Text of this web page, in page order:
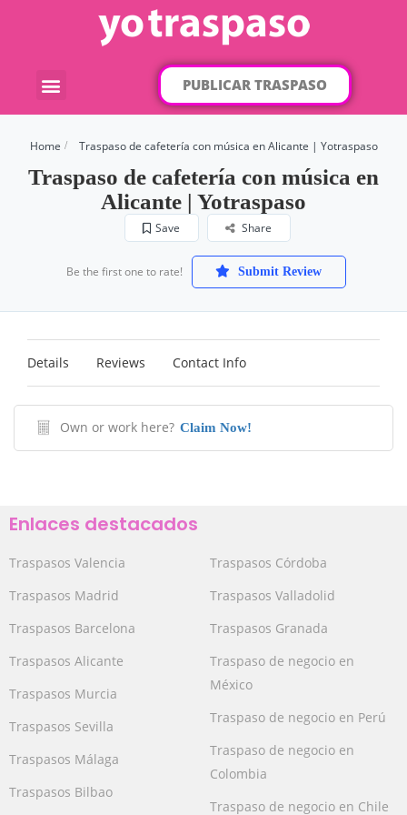
PUBLICAR TRASPASO
Home Traspaso de cafetería con música en Alicante | Yotraspaso
Traspaso de cafetería con música en
Alicante | Yotraspaso
Save Share
Be the first one to rate! Submit Review
Details Reviews Contact Info
Own or work here? Claim Now!
Enlaces destacados
Traspasos Valencia
Traspasos Madrid
Traspasos Barcelona
Traspasos Alicante
Traspasos Murcia
Traspasos Sevilla
Traspasos Málaga
Traspasos Bilbao
Traspasos Córdoba
Traspasos Valladolid
Traspasos Granada
Traspaso de negocio en
México
Traspaso de negocio en Perú
Traspaso de negocio en
Colombia
Traspaso de negocio en Chile